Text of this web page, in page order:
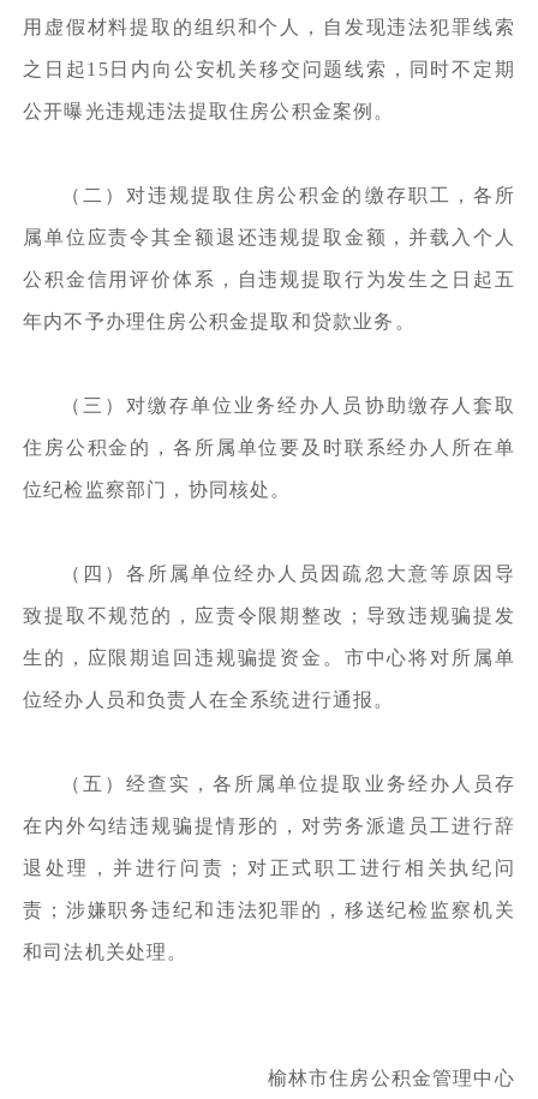
用虚假材料提取的组织和个人，自发现违法犯罪线索
之日起15日内向公安机关移交问题线索，同时不定期
公开曝光违规违法提取住房公积金案例。
（二）对违规提取住房公积金的缴存职工，各所
属单位应责令其全额退还违规提取金额，并载入个人
公积金信用评价体系，自违规提取行为发生之日起五
年内不予办理住房公积金提取和贷款业务。
（三）对缴存单位业务经办人员协助缴存人套取
住房公积金的，各所属单位要及时联系经办人所在单
位纪检监察部门，协同核处。
（四）各所属单位经办人员因疏忽大意等原因导
致提取不规范的，应责令限期整改；导致违规骗提发
生的，应限期追回违规骗提资金。市中心将对所属单
位经办人员和负责人在全系统进行通报。
（五）经查实，各所属单位提取业务经办人员存
在内外勾结违规骗提情形的，对劳务派遣员工进行辞
退处理，并进行问责；对正式职工进行相关执纪问
责；涉嫌职务违纪和违法犯罪的，移送纪检监察机关
和司法机关处理。
榆林市住房公积金管理中心